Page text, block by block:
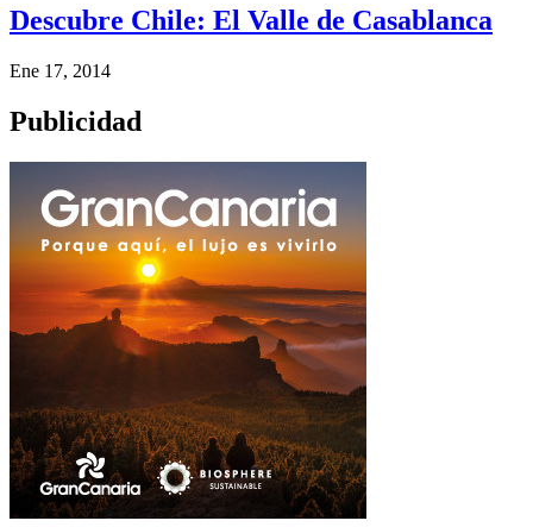
Descubre Chile: El Valle de Casablanca
Ene 17, 2014
Publicidad